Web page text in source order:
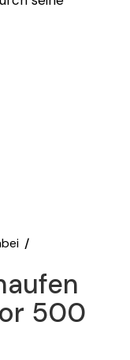
500